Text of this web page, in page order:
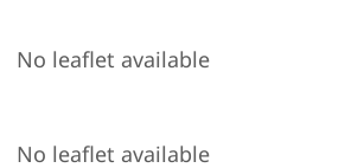
No leaflet available
No leaflet available